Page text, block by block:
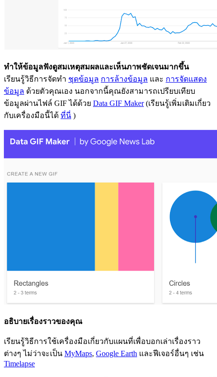
ทำให้ข้อมูลฟังดูสมเหตุสมผลและเห็นภาพชัดเจนมากขึ้น
เรียนรู้วิธีการจัดทำ ชุดข้อมูล การล้างข้อมูล และ การจัดแสดง
ข้อมูล ด้วยตัวคุณเอง นอกจากนี้คุณยังสามารถเปรียบเทียบ
ข้อมูลผ่านไฟล์ GIF ได้ด้วย Data GIF Maker(เรียนรู้เพิ่มเติมเกี่ยว
กับเครื่องมือนี้ได้ ที่นี่ )
อธิบายเรื่องราวของคุณ
เรียนรู้วิธีการใช้เครื่องมือเกี่ยวกับแผนที่เพื่อบอกเล่าเรื่องราว
ต่างๆ ไม่ว่าจะเป็น MyMaps, Google Earth และฟีเจอร์อื่นๆ เช่น
Timelapse